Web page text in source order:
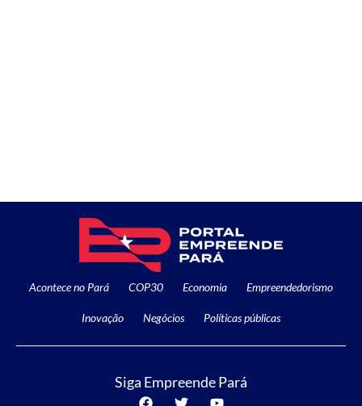
Acontece no Pará COP30 Economia Empreendedorismo
Inovação Negócios Políticas públicas
Siga Empreende Pará